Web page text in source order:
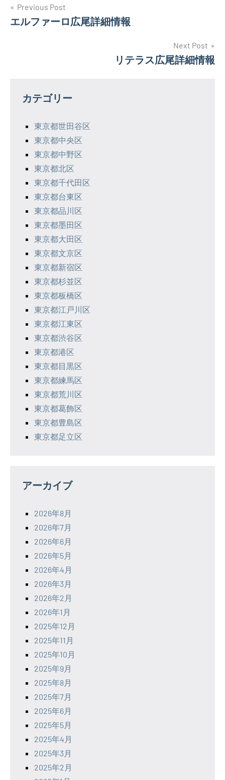
投
稿
ー
Previous Post
エルファーロ広尾詳細情報
Next Post
リテラス広尾詳細情報
カテゴリー
東京都世田谷区
東京都中央区
東京都中野区
東京都北区
東京都千代田区
東京都台東区
東京都品川区
東京都墨田区
東京都大田区
東京都文京区
東京都新宿区
東京都杉並区
東京都板橋区
東京都江戸川区
東京都江東区
東京都渋谷区
東京都港区
東京都目黒区
東京都練馬区
東京都荒川区
東京都葛飾区
東京都豊島区
東京都足立区
アーカイブ
2026年8月
2026年7月
2026年6月
2026年5月
2026年4月
2026年3月
2026年2月
2026年1月
2025年12月
2025年11月
2025年10月
2025年9月
2025年8月
2025年7月
2025年6月
2025年5月
2025年4月
2025年3月
2025年2月